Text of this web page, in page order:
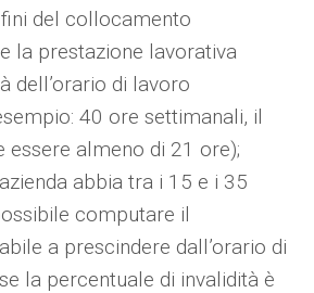
del collocamento
la prestazione lavorativa
dell’orario di lavoro
40 ore settimanali, il
essere almeno di 21 ore);
abbia tra i 15 e i 35
computare il
a prescindere dall’orario di
la percentuale di invalidità è